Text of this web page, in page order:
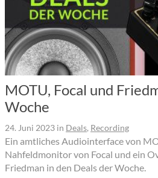
MOTU, Focal und
Woche
24. Juni 2023 in Deals, Recording
Ein amtliches Audiointerface von
Nahfeldmonitor von Focal und ein
Friedman in den Deals der Woche.